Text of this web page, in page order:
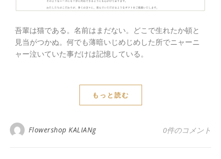
吾輩は猫である。名前はまだない。どこで生れたか頓と
見当がつかぬ。何でも薄暗いじめじめした所でニャーニ
ャー泣いていた事だけは記憶している。
もっと読む
Flowershop KALIANg 0件のコメント